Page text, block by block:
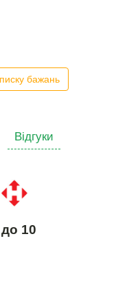
бажань
Відгуки
10